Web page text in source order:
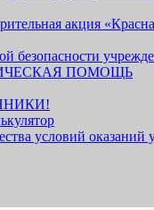
акция
безопасности
ПОМОЩЬ
условий оказаний